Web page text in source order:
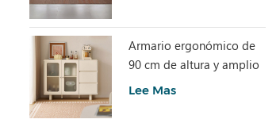
Armario ergonómico de
90 cm de altura y amplio
espacio de
Lee Mas